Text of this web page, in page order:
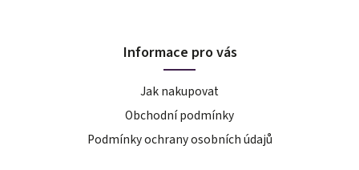
Informace pro vás
Jak nakupovat
Obchodní podmínky
Podmínky ochrany osobních údajů